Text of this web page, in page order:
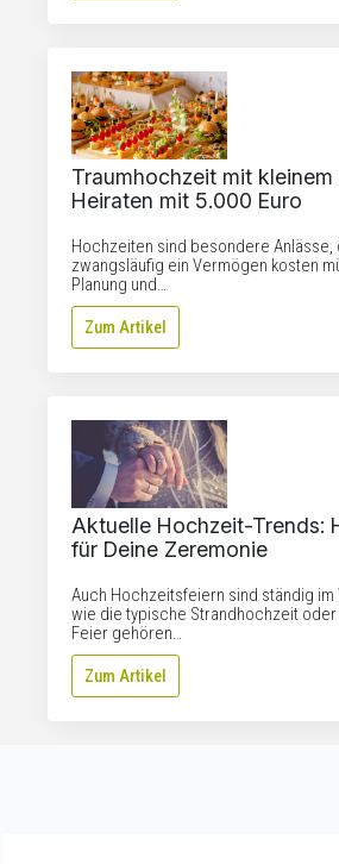
Traumhochzeit mit kleinem
Heiraten mit 5.000 Euro
Hochzeiten sind besondere Anlässe,
zwangsläufig ein Vermögen kosten
Planung und…
Zum Artikel
Aktuelle Hochzeit-Trends:
für Deine Zeremonie
Auch Hochzeitsfeiern sind ständig im
wie die typische Strandhochzeit
Feier gehören…
Zum Artikel